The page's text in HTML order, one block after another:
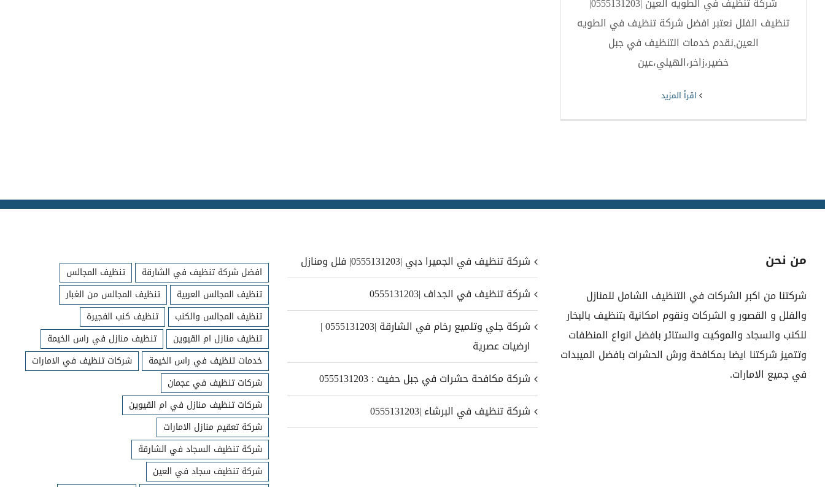
تنظيف الفلل نعتبر افضل شركة تنظيف في الطويه
العين,نقدم خدمات التنظيف في جبل
خضير،زاخر،الهيلي،عين
‫اقرأ المزيد
من نحن
شركتنا من اكبر الشركات في التنظيف الشامل للمنازل
والفلل و القصور و الشركات ونقوم امكانية بتنظيف بالبخار
للكنب والسجاد والموكيت والستائر بافضل انواع المنظفات
وتتميز شركتنا ايضا بمكافحة ورش الحشرات بافضل الميبدات
في جميع الامارات.
شركة تنظيف في الجميرا دبي |0555131203| فلل ومنازل
شركة تنظيف في الجداف |0555131203
شركة جلي وتلميع رخام في الشارقة |0555131203 |
ارضيات عصرية
شركة مكافحة حشرات في جبل حفيت : 0555131203
شركة تنظيف في البرشاء |0555131203
افضل شركة تنظيف في الشارقة
تنظيف المجالس
تنظيف المجالس العربية
تنظيف المجالس من الغبار
تنظيف المجالس والكنب
تنظيف كنب الفجيرة
تنظيف منازل ام القيوين
تنظيف منازل في راس الخيمة
خدمات تنظيف في راس الخيمة
شركات تنظيف في الامارات
شركات تنظيف في عجمان
شركات تنظيف منازل في ام القيوين
شركة تعقيم منازل الامارات
شركة تنظيف السجاد في الشارقة
شركة تنظيف سجاد في العين